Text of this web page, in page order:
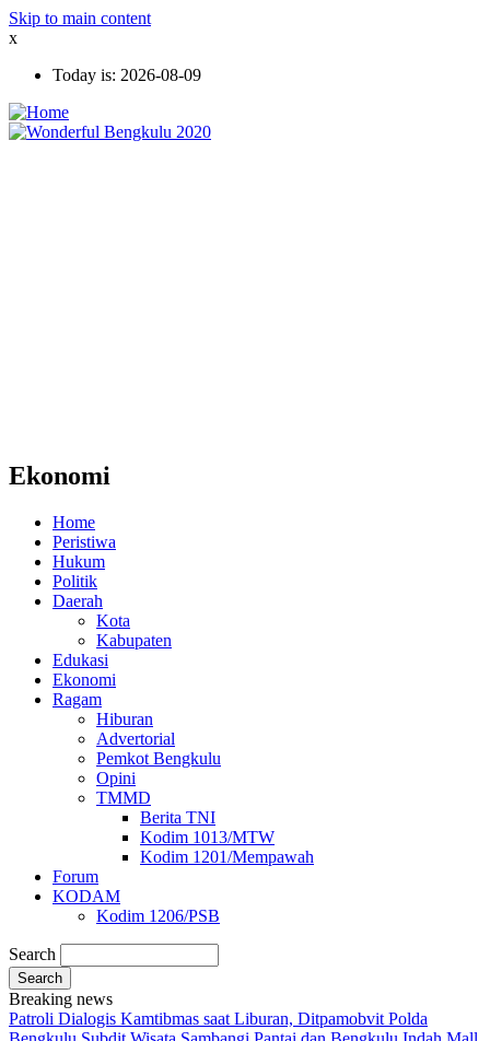
Skip to main content
x
Today is: 2026-08-09
Ekonomi
Home
Peristiwa
Hukum
Politik
Daerah
Kota
Kabupaten
Edukasi
Ekonomi
Ragam
Hiburan
Advertorial
Pemkot Bengkulu
Opini
TMMD
Berita TNI
Kodim 1013/MTW
Kodim 1201/Mempawah
Forum
KODAM
Kodim 1206/PSB
Search
Breaking news
Patroli Dialogis Kamtibmas saat Liburan, Ditpamobvit Polda